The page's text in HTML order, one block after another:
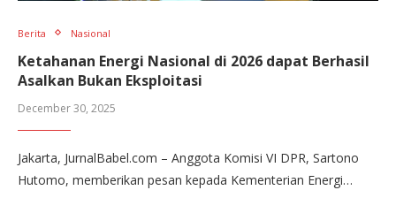
Berita Nasional
Ketahanan Energi Nasional di 2026 dapat Berhasil
Asalkan Bukan Eksploitasi
December 30, 2025
Jakarta, JurnalBabel.com – Anggota Komisi VI DPR, Sartono
Hutomo, memberikan pesan kepada Kementerian Energi…